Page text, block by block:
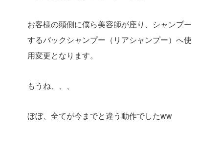
お客様の頭側に僕ら美容師が座り、シャンプー
するバックシャンプー（リアシャンプー）へ使
用変更となります。
もうね、、、
ぼぼ、全てが今までと違う動作でしたww